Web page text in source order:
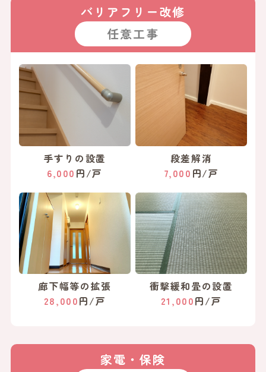
バリアフリー改修
任意工事
手すりの設置
6,000 円/戸
段差解消
7,000 円/戸
廊下幅等の拡張
28,000円/戸
衝撃緩和畳の設置
21,000円/戸
家電・保険